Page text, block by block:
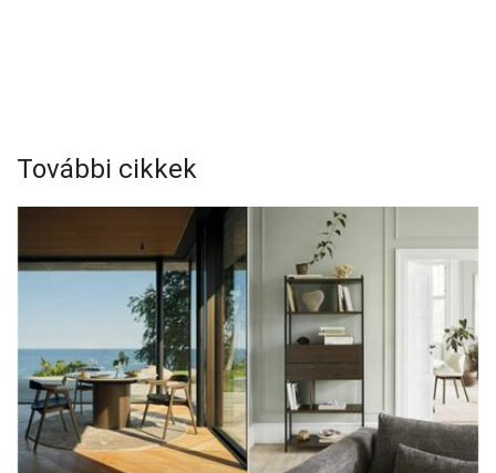
További cikkek